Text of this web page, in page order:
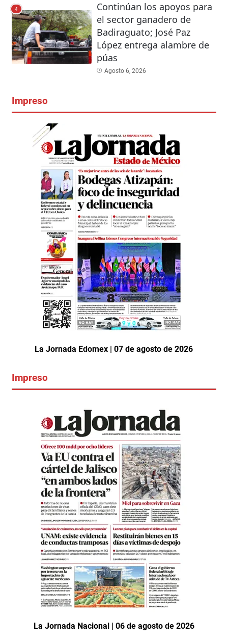
4
Continúan los apoyos para
el sector ganadero de
Badiraguato; José Paz
López entrega alambre de
púas
Agosto 6, 2026
Impreso
La Jornada Edomex | 07 de agosto de 2026
Impreso
La Jornada Nacional | 06 de agosto de 2026